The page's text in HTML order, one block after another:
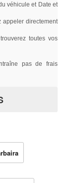
véhicule et Date et
directement
toutes vos
pas de frais